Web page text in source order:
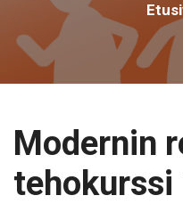
Modernin